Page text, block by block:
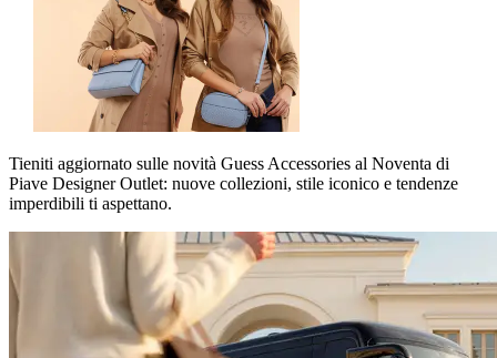
Tieniti aggiornato sulle novità Guess Accessories al Noventa di
Piave Designer Outlet: nuove collezioni, stile iconico e tendenze
imperdibili ti aspettano.